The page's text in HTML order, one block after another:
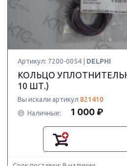
Артикул: 7200-0054 | DELPHI
КОЛЬЦО
10 ШТ.)
Вы искали артикул 821410
Наличные:
1 000 ₽